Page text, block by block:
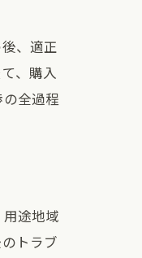
、適正
、購入
全過程
途地域
トラブ